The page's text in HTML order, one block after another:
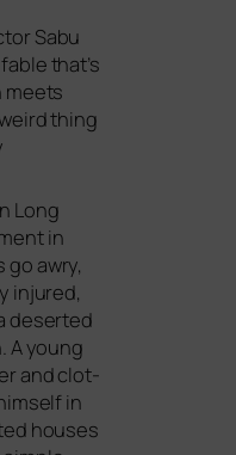
Sabu
that’s
meets
thing
Long
in
go awry,
inju­red,
deser­ted
A young
and clot­
in
hou­ses